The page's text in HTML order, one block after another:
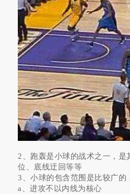
2、跑轰是小球的战术之一，是
位、底线迂回等等
3、小球的包含范围是比较广
a、进攻不以内线为核心